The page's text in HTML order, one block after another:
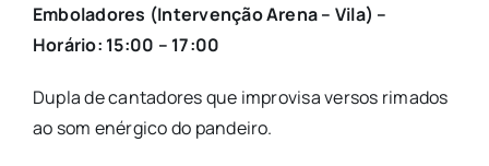
Emboladores (Intervenção Arena – Vila) –
Horário: 15:00 – 17:00
Dupla de cantadores que improvisa versos rimados
ao som enérgico do pandeiro.